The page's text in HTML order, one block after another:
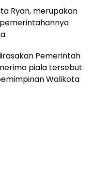
Ryan, merupakan
Pemerintah
piala tersebut.
Walikota